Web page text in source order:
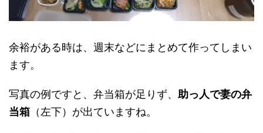
余裕がある時は、週末などにまとめて作ってしまい
ます。
写真の例ですと、弁当箱が足りず、 助っ人で妻の弁
当箱 （左下）が出ていますね。